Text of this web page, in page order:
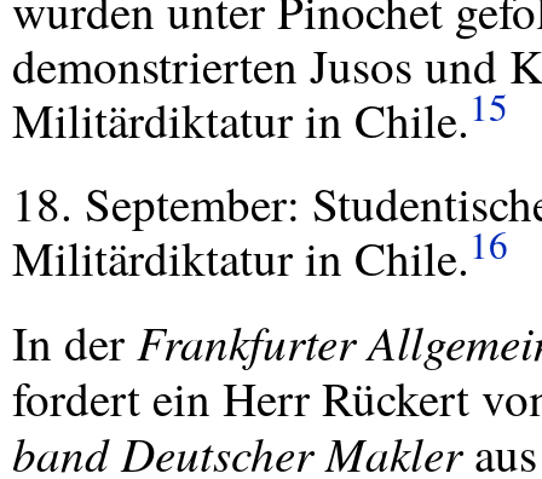
demonstrierten Jusos und
Militärdiktatur in Chile.15
18. September:
Militärdiktatur in Chile.16
In derFrankfurter
fordert ein Herr Rückert
band Deutscher Makler